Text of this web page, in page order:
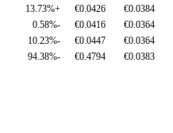
€0.0384
€0.0426
+13.73%
€0.0364
€0.0416
-0.58%
€0.0364
€0.0447
-10.23%
€0.0383
€0.4794
-94.38%